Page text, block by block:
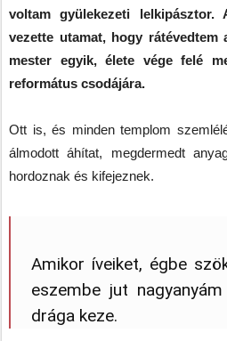
voltam gyülekezeti lelkipásztor.
vezette utamat, hogy rátévedtem
mester egyik, élete vége felé
református csodájára.
Ott is, és minden templom
álmodott áhítat, megdermedt
hordoznak és kifejeznek.
Amikor íveiket, égbe
eszembe jut
drága keze.